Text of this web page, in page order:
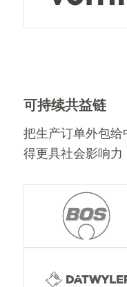
可持续共益链
把生产订单外包
得更具社会影响力